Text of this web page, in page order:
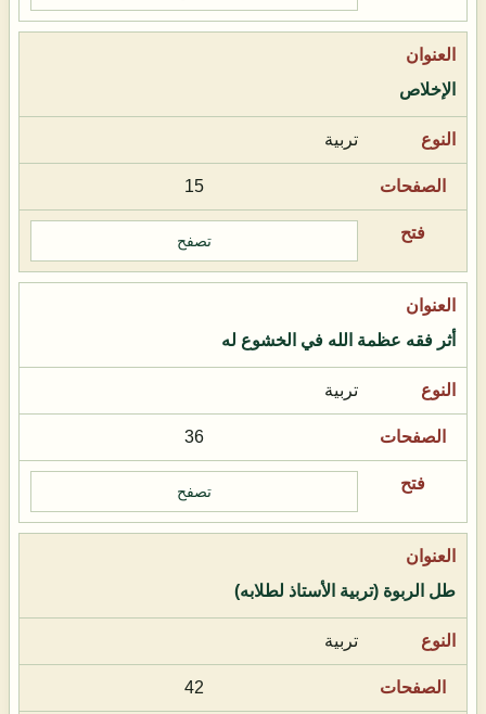
الإخلاص
تربية
15
تصفح
أثر فقه عظمة الله في الخشوع له
تربية
36
تصفح
طل الربوة (تربية الأستاذ لطلابه)
تربية
42